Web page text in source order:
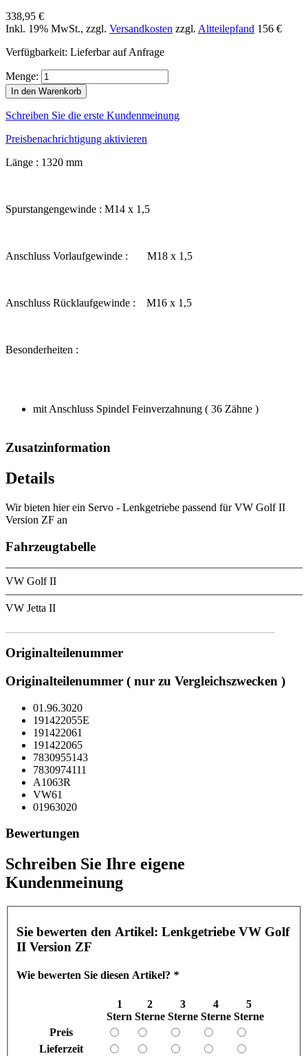
338,95 €
Inkl. 19% MwSt., zzgl. Versandkosten zzgl. Altteilepfand 156 €
Verfügbarkeit: Lieferbar auf Anfrage
Menge:
In den Warenkorb
Schreiben Sie die erste Kundenmeinung
Preisbenachrichtigung aktivieren
Länge : 1320 mm
Spurstangengewinde : M14 x 1,5
Anschluss Vorlaufgewinde : M18 x 1,5
Anschluss Rücklaufgewinde : M16 x 1,5
Besonderheiten :
mit Anschluss Spindel Feinverzahnung ( 36 Zähne )
Zusatzinformation
Details
Wir bieten hier ein Servo - Lenkgetriebe passend für VW Golf II
Version ZF an
Fahrzeugtabelle
VW Golf II
VW Jetta II
Originalteilenummer
Originalteilenummer ( nur zu Vergleichszwecken )
01.96.3020
191422055E
191422061
191422065
7830955143
7830974111
A1063R
VW61
01963020
Bewertungen
Schreiben Sie Ihre eigene
Kundenmeinung
Sie bewerten den Artikel: Lenkgetriebe VW Golf
II Version ZF
Wie bewerten Sie diesen Artikel? *
1
Stern
2
Sterne
3
Sterne
4
Sterne
5
Sterne
Preis
Lieferzeit